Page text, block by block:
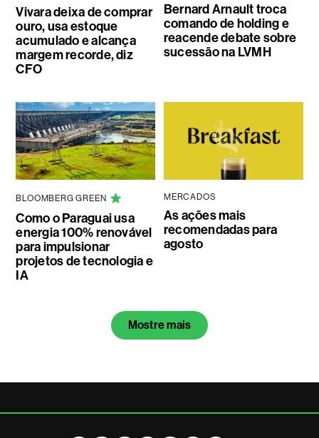
Vivara deixa de comprar
ouro, usa estoque
acumulado e alcança
margem recorde, diz
CFO
Bernard Arnault troca
comando de holding e
reacende debate sobre
sucessão na LVMH
BLOOMBERG GREEN
Como o Paraguai usa
energia 100% renovável
para impulsionar
projetos de tecnologia e
IA
MERCADOS
As ações mais
recomendadas para
agosto
Mostre mais